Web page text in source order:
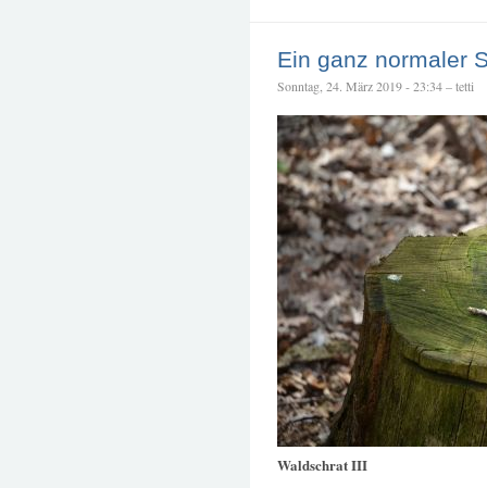
Ein ganz normaler
Sonntag, 24. März 2019 - 23:34 – tetti
Waldschrat III